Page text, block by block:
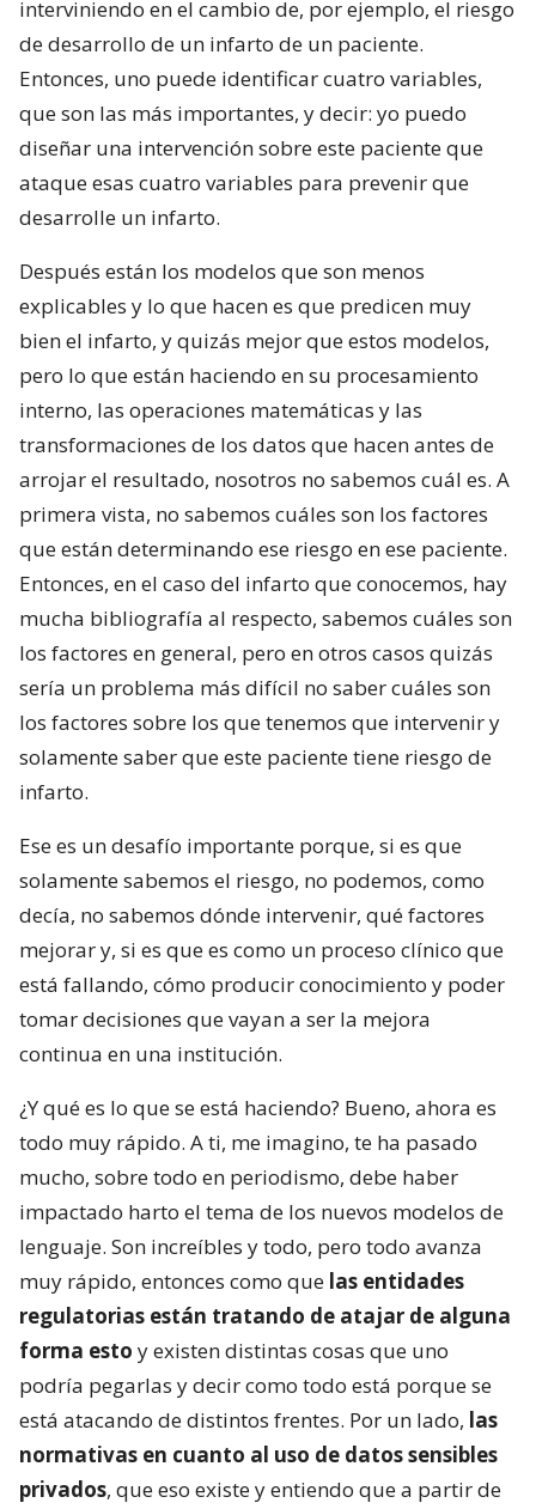
interviniendo en el cambio de, por ejemplo, el riesgo
de desarrollo de un infarto de un paciente.
Entonces, uno puede identificar cuatro variables,
que son las más importantes, y decir: yo puedo
diseñar una intervención sobre este paciente que
ataque esas cuatro variables para prevenir que
desarrolle un infarto.
Después están los modelos que son menos
explicables y lo que hacen es que predicen muy
bien el infarto, y quizás mejor que estos modelos,
pero lo que están haciendo en su procesamiento
interno, las operaciones matemáticas y las
transformaciones de los datos que hacen antes de
arrojar el resultado, nosotros no sabemos cuál es. A
primera vista, no sabemos cuáles son los factores
que están determinando ese riesgo en ese paciente.
Entonces, en el caso del infarto que conocemos, hay
mucha bibliografía al respecto, sabemos cuáles son
los factores en general, pero en otros casos quizás
sería un problema más difícil no saber cuáles son
los factores sobre los que tenemos que intervenir y
solamente saber que este paciente tiene riesgo de
infarto.
Ese es un desafío importante porque, si es que
solamente sabemos el riesgo, no podemos, como
decía, no sabemos dónde intervenir, qué factores
mejorar y, si es que es como un proceso clínico que
está fallando, cómo producir conocimiento y poder
tomar decisiones que vayan a ser la mejora
continua en una institución.
¿Y qué es lo que se está haciendo? Bueno, ahora es
todo muy rápido. A ti, me imagino, te ha pasado
mucho, sobre todo en periodismo, debe haber
impactado harto el tema de los nuevos modelos de
lenguaje. Son increíbles y todo, pero todo avanza
muy rápido, entonces como que las entidades
regulatorias están tratando de atajar de alguna
forma esto y existen distintas cosas que uno
podría pegarlas y decir como todo está porque se
está atacando de distintos frentes. Por un lado, las
normativas en cuanto al uso de datos sensibles
privados, que eso existe y entiendo que a partir de